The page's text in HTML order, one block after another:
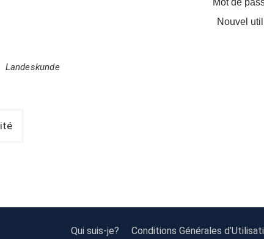
Mot de
Nouvel
Landeskunde
Qui suis-je? Conditions Générales